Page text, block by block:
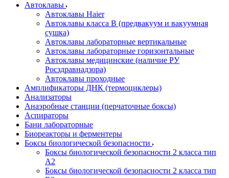
Автоклавы
Автоклавы Haier
Автоклавы класса B (предвакуум и вакуумная
сушка)
Автоклавы лабораторные вертикальные
Автоклавы лабораторные горизонтальные
Автоклавы медицинские (наличие РУ
Росздравнадзора)
Автоклавы проходные
Амплификаторы ДНК (термоциклеры)
Анализаторы
Анаэробные станции (перчаточные боксы)
Аспираторы
Бани лабораторные
Биореакторы и ферментеры
Боксы биологической безопасности
Боксы биологической безопасности 2 класса тип
A2
Боксы биологической безопасности 2 класса тип